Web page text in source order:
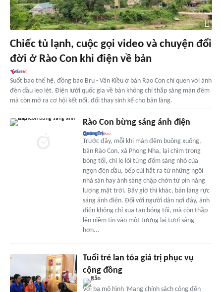
Chiếc tủ lạnh, cuộc gọi video và chuyện đổi
đời ở Rào Con khi điện về bản
Suốt bao thế hệ, đồng bào Bru - Vân Kiều ở bản Rào Con chỉ quen với ánh
đèn dầu leo lét. Điện lưới quốc gia về bản không chỉ thắp sáng màn đêm
mà còn mở ra cơ hội kết nối, đổi thay sinh kế cho bản làng.
Rào Con bừng sáng ánh điện
Trước đây, mỗi khi màn đêm buông xuống,
bản Rào Con, xã Phong Nha, lại chìm trong
bóng tối, chỉ le lói từng đốm sáng nhỏ của
ngọn đèn dầu, bếp củi hắt ra từ những ngôi
nhà sàn hay ánh sáng chập chờn từ pin năng
lượng mặt trời. Bây giờ thì khác, bản làng rực
sáng ánh điện. Đối với người dân nơi đây, ánh
điện không chỉ xua tan bóng tối, mà còn thắp
lên niềm tin vào một tương lai tươi sáng
hơn...
Tuổi trẻ lan tỏa giá trị phục vụ
cộng đồng
Với ba mô hình 'Mang chính sách công đến